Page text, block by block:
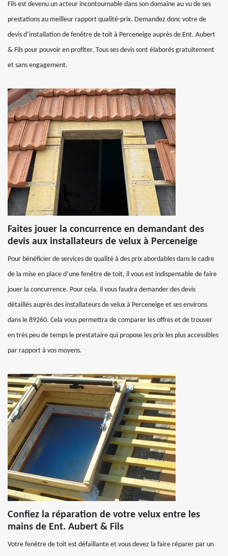
Fils est devenu un acteur incontournable dans son domaine au vu de ses
prestations au meilleur rapport qualité-prix. Demandez donc votre de
devis d’installation de fenêtre de toit à Perceneige auprès de Ent. Aubert
& Fils pour pouvoir en profiter. Tous ses devis sont élaborés gratuitement
et sans engagement.
Faites jouer la concurrence en demandant des
devis aux installateurs de velux à Perceneige
Pour bénéficier de services de qualité à des prix abordables dans le cadre
de la mise en place d’une fenêtre de toit, il vous est indispensable de faire
jouer la concurrence. Pour cela, il vous faudra demander des devis
détaillés auprès des installateurs de velux à Perceneige et ses environs
dans le 89260. Cela vous permettra de comparer les offres et de trouver
en très peu de temps le prestataire qui propose les prix les plus accessibles
par rapport à vos moyens.
Confiez la réparation de votre velux entre les
mains de Ent. Aubert & Fils
Votre fenêtre de toit est défaillante et vous devez la faire réparer par un